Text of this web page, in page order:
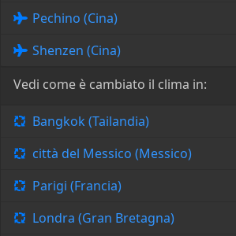
Pechino (Cina)
Shenzen (Cina)
Vedi come è cambiato il clima in:
Bangkok (Tailandia)
città del Messico (Messico)
Parigi (Francia)
Londra (Gran Bretagna)